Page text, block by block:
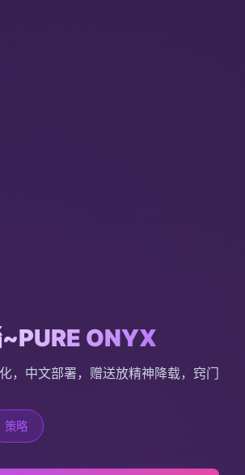
ONYX
，中文部署，赠送放精神降载，窍门
策略